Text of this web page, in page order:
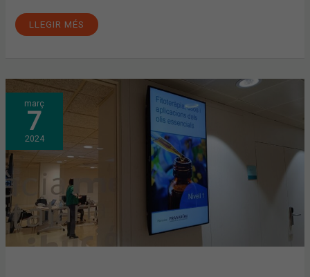
LLEGIR MÉS
març
7
2024
NOVES
FORMACIONS
AL
COFB
SOBRE
USOS
I
APLICACIONS
DELS
ESSENCIALS